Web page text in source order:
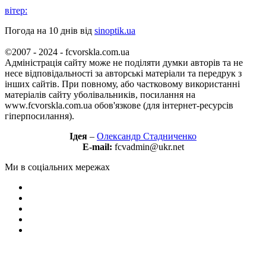
вітер:
Погода на 10 днів від sinoptik.ua
©2007 - 2024 - fcvorskla.com.ua
Адміністрація сайту може не поділяти думки авторів та не
несе відповідальності за авторські матеріали та передрук з
інших сайтів. При повному, або частковому використанні
матеріалів сайту уболівальників, посилання на
www.fcvorskla.com.ua обов'язкове (для інтернет-ресурсів
гіперпосилання).
Ідея – Олександр Стадниченко
E-mail: fcvadmin@ukr.net
Ми в соціальних мережах